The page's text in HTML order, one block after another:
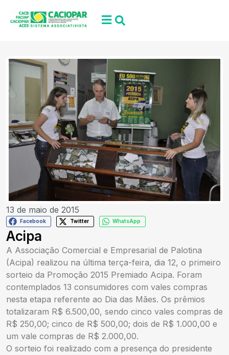
13 de maio de 2015
Facebook Twitter WhatsApp
Acipa
A Associação Comercial e Empresarial de Palotina
(Acipa) realizou na última terça-feira, dia 12, o primeiro
sorteio da Promoção 2015 Premiado Acipa. Foram
contemplados 13 consumidores com vales compras
nesta etapa referente ao Dia das Mães. Os prêmios
totalizaram R$ 6.500,00, sendo cinco vales compras de
R$ 250,00; cinco de R$ 500,00; dois de R$ 1.000,00 e
um vale compras de R$ 2.000,00.
O sorteio foi realizado com a presença do presidente